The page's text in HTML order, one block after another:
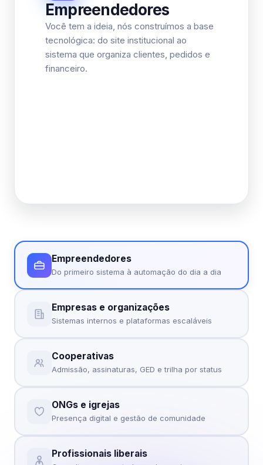
Empreendedores
Do primeiro sistema à automação do dia a dia
Empresas e organizações
Sistemas internos e plataformas escaláveis
Cooperativas
Admissão, assinaturas, GED e trilha por status
ONGs e igrejas
Presença digital e gestão de comunidade
Profissionais liberais
Empreendedores
Você tem a ideia, nós construímos a base
tecnológica: do site institucional ao
sistema que organiza clientes, pedidos e
financeiro.